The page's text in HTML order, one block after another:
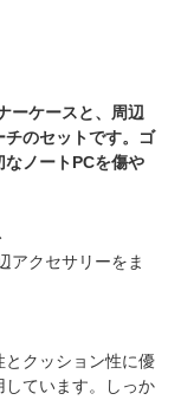
ーケースと、周辺
のセットです。ゴ
ノートPCを傷や
アクセサリーをま
クッション性に優
ています。しっか